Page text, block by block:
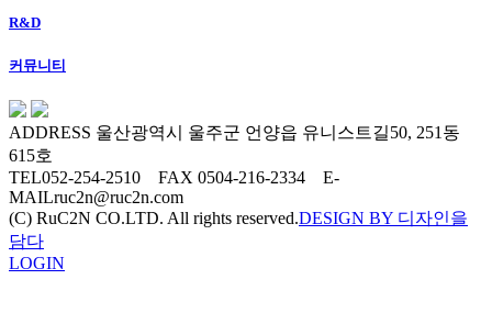
R&D
커뮤니티
ADDRESS 울산광역시 울주군 언양읍 유니스트길50, 251동
615호
TEL052-254-2510 FAX 0504-216-2334 E-
MAILruc2n@ruc2n.com
(C) RuC2N CO.LTD. All rights reserved.DESIGN BY 디자인을
담다
LOGIN